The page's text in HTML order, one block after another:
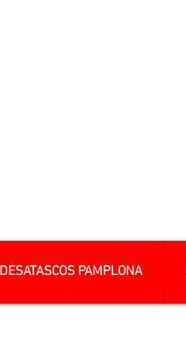
DESATASCOS PAMPLONA